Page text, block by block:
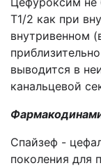
Т1/2 как при
внутривенном
выводится в
канальцевой
Спайзеф -
поколения для